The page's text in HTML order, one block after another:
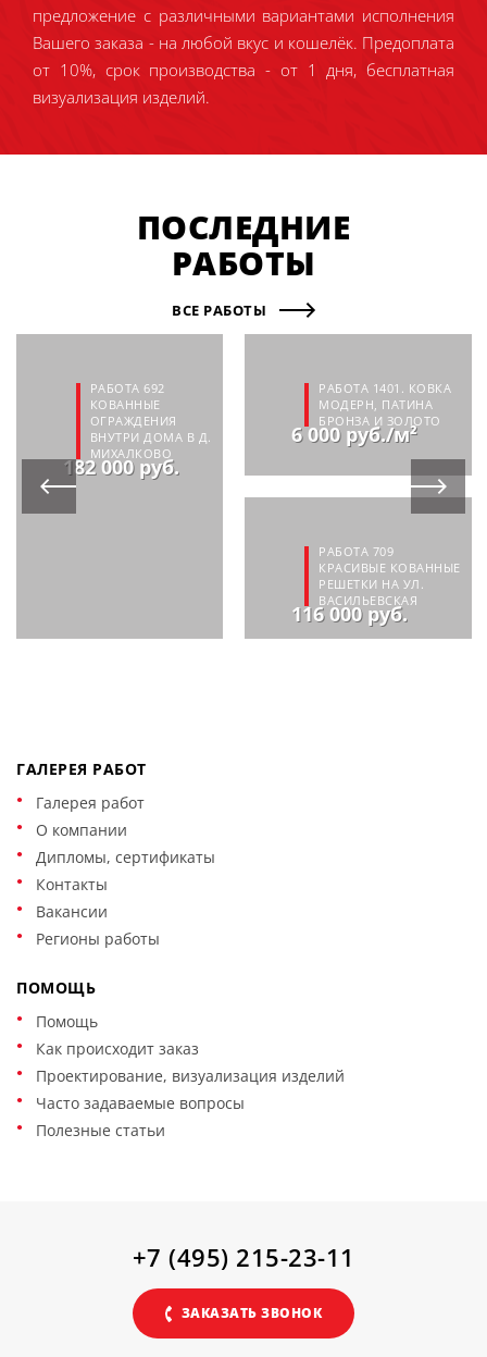
предложение с различными вариантами исполнения
Вашего заказа - на любой вкус и кошелёк. Предоплата
от 10%, срок производства - от 1 дня, бесплатная
визуализация изделий.
ПОСЛЕДНИЕ
РАБОТЫ
ВСЕ РАБОТЫ
РАБОТА 692
КОВАННЫЕ
ОГРАЖДЕНИЯ
ВНУТРИ ДОМА В Д.
МИХАЛКОВО
182 000 руб.
РАБОТА 1401. КОВКА
МОДЕРН, ПАТИНА
БРОНЗА И ЗОЛОТО
6 000 руб./м²
РАБОТА 709
КРАСИВЫЕ КОВАННЫЕ
РЕШЕТКИ НА УЛ.
ВАСИЛЬЕВСКАЯ
116 000 руб.
ГАЛЕРЕЯ РАБОТ
Галерея работ
О компании
Дипломы, сертификаты
Контакты
Вакансии
Регионы работы
ПОМОЩЬ
Помощь
Как происходит заказ
Проектирование, визуализация изделий
Часто задаваемые вопросы
Полезные статьи
+7 (495) 215-23-11
ЗАКАЗАТЬ ЗВОНОК